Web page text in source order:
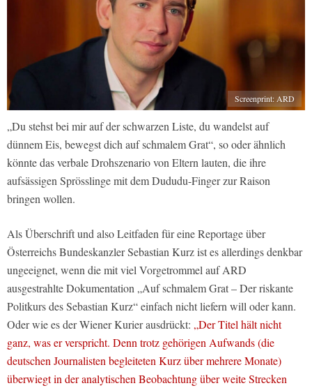
Screenprint: ARD
„Du stehst bei mir auf der schwarzen Liste, du wandelst auf
dünnem Eis, bewegst dich auf schmalem Grat“, so oder ähnlich
könnte das verbale Drohszenario von Eltern lauten, die ihre
aufsässigen Sprösslinge mit dem Dududu-Finger zur Raison
bringen wollen.
Als Überschrift und also Leitfaden für eine Reportage über
Österreichs Bundeskanzler Sebastian Kurz ist es allerdings denkbar
ungeeignet, wenn die mit viel Vorgetrommel auf ARD
ausgestrahlte Dokumentation „Auf schmalem Grat – Der riskante
Politkurs des Sebastian Kurz“ einfach nicht liefern will oder kann.
Oder wie es der Wiener Kurier ausdrückt: „Der Titel hält nicht
ganz, was er verspricht. Denn trotz gehörigen Aufwands (die
deutschen Journalisten begleiteten Kurz über mehrere Monate)
überwiegt in der analytischen Beobachtung über weite Strecken